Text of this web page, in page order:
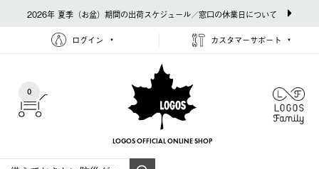
2026年 夏季（お盆）期間の出荷スケジュール／窓口の休業日について
ログイン カスタマーサポート
0
LOGOS OFFICIAL ONLINE SHOP